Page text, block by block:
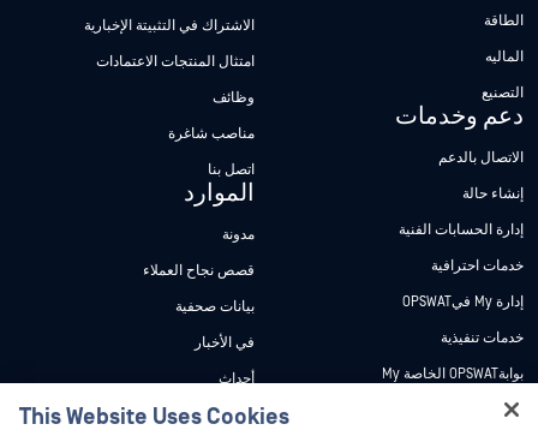
الطاقة
الماليه
التصنيع
دعم وخدمات
الاتصال بالدعم
إنشاء حالة
إدارة الحسابات الفنية
خدمات احترافية
إدارة My فيOPSWAT
خدمات تنفيذية
بوابةOPSWAT الخاصة My
وثائق تقنية
الاشتراك في التثبيتة الإخبارية
امتثال المنتجات الاعتمادات
وظائف
مناصب شاغرة
اتصل بنا
الموارد
مدونة
قصص نجاح العملاء
بيانات صحفية
في الأخبار
أحداث
ندوات عبر الإنترنت
This Website Uses Cookies